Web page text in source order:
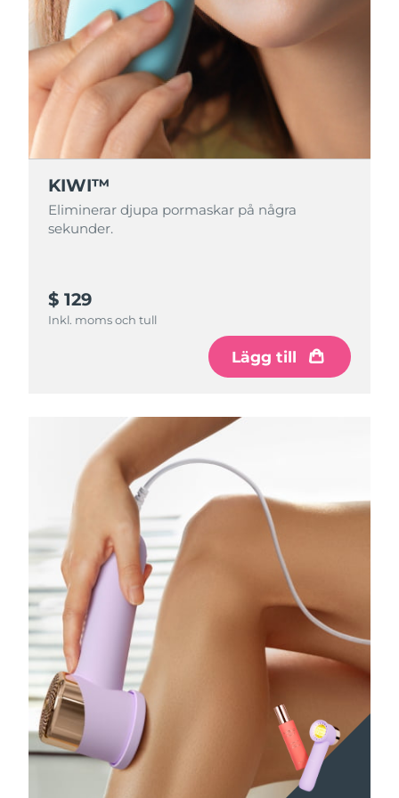
KIWI™
Eliminerar djupa pormaskar på några
sekunder.
$ 129
Inkl. moms och tull
Lägg till